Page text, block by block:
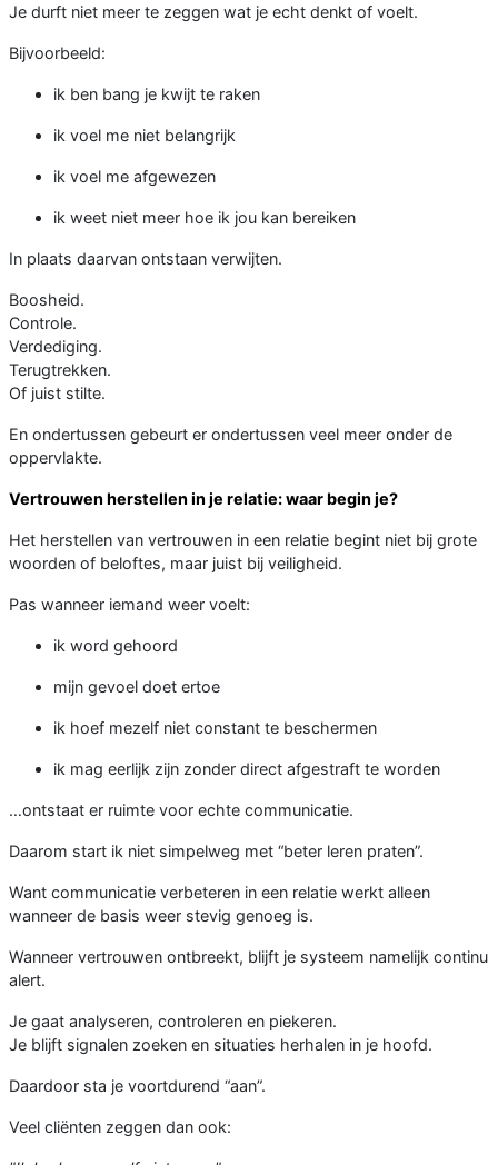
Je durft niet meer te zeggen wat je echt denkt of voelt.
Bijvoorbeeld:
ik ben bang je kwijt te raken
ik voel me niet belangrijk
ik voel me afgewezen
ik weet niet meer hoe ik jou kan bereiken
In plaats daarvan ontstaan verwijten.
Boosheid.
Controle.
Verdediging.
Terugtrekken.
Of juist stilte.
En ondertussen gebeurt er ondertussen veel meer onder de
oppervlakte.
Vertrouwen herstellen in je relatie: waar begin je?
Het herstellen van vertrouwen in een relatie begint niet bij grote
woorden of beloftes, maar juist bij veiligheid.
Pas wanneer iemand weer voelt:
ik word gehoord
mijn gevoel doet ertoe
ik hoef mezelf niet constant te beschermen
ik mag eerlijk zijn zonder direct afgestraft te worden
…ontstaat er ruimte voor echte communicatie.
Daarom start ik niet simpelweg met “beter leren praten”.
Want communicatie verbeteren in een relatie werkt alleen
wanneer de basis weer stevig genoeg is.
Wanneer vertrouwen ontbreekt, blijft je systeem namelijk continu
alert.
Je gaat analyseren, controleren en piekeren.
Je blijft signalen zoeken en situaties herhalen in je hoofd.
Daardoor sta je voortdurend “aan”.
Veel cliënten zeggen dan ook: